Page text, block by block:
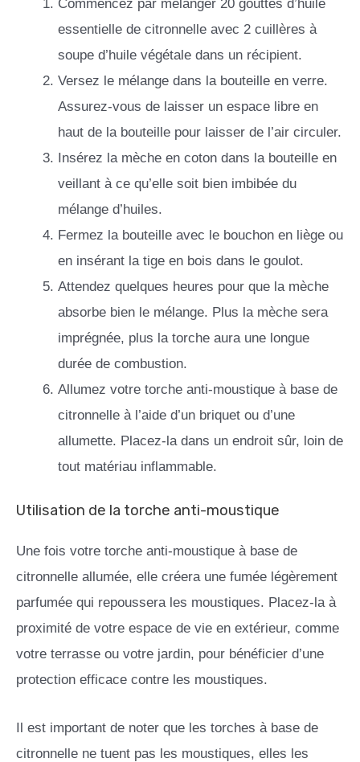
Commencez par mélanger 20 gouttes d’huile
essentielle de citronnelle avec 2 cuillères à
soupe d’huile végétale dans un récipient.
Versez le mélange dans la bouteille en verre.
Assurez-vous de laisser un espace libre en
haut de la bouteille pour laisser de l’air circuler.
Insérez la mèche en coton dans la bouteille en
veillant à ce qu’elle soit bien imbibée du
mélange d’huiles.
Fermez la bouteille avec le bouchon en liège ou
en insérant la tige en bois dans le goulot.
Attendez quelques heures pour que la mèche
absorbe bien le mélange. Plus la mèche sera
imprégnée, plus la torche aura une longue
durée de combustion.
Allumez votre torche anti-moustique à base de
citronnelle à l’aide d’un briquet ou d’une
allumette. Placez-la dans un endroit sûr, loin de
tout matériau inflammable.
Utilisation de la torche anti-moustique
Une fois votre torche anti-moustique à base de
citronnelle allumée, elle créera une fumée légèrement
parfumée qui repoussera les moustiques. Placez-la à
proximité de votre espace de vie en extérieur, comme
votre terrasse ou votre jardin, pour bénéficier d’une
protection efficace contre les moustiques.
Il est important de noter que les torches à base de
citronnelle ne tuent pas les moustiques, elles les